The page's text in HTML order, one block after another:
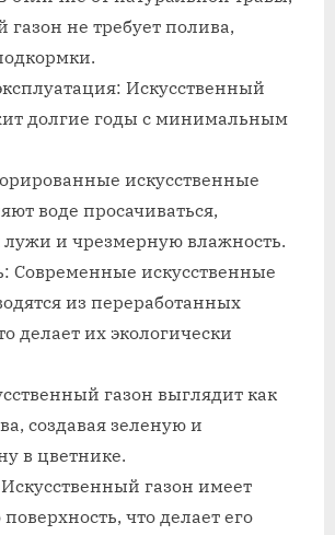
на
газон не требует полива,
Искусственный
долгие годы с минимальным
искусственные
воде просачиваться,
и чрезмерную влажность.
Современные искусственные
из переработанных
делает их экологически
газон выглядит как
создавая зеленую и
в цветнике.
газон имеет
что делает его